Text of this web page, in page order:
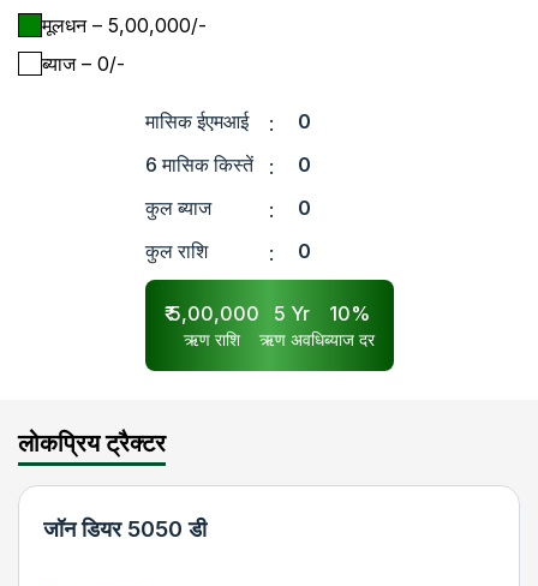
मूलधन– ₹ 5,00,000/-
ब्याज– ₹ 0/-
मासिक ईएमआई :
0
6 मासिक किस्तें
:
0
कुल ब्याज
:
0
कुल राशि
: 0
₹5,00,000
ऋण राशि
5 Yr
ऋण अवधि
10%
ब्याज दर
लोकप्रिय ट्रैक्टर
जॉन डियर 5050 डी